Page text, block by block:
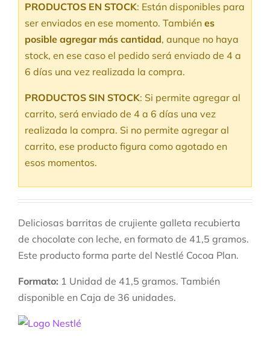
PRODUCTOS EN STOCK: Están disponibles para
ser enviados en ese momento. También es
posible agregar más cantidad, aunque no haya
stock, en ese caso el pedido será enviado de 4 a
6 días una vez realizada la compra.
PRODUCTOS SIN STOCK: Si permite agregar al
carrito, será enviado de 4 a 6 días una vez
realizada la compra. Si no permite agregar al
carrito, ese producto figura como agotado en
esos momentos.
Deliciosas barritas de crujiente galleta recubierta
de chocolate con leche, en formato de 41,5 gramos.
Este producto forma parte del Nestlé Cocoa Plan.
Formato: 1 Unidad de 41,5 gramos. También
disponible en Caja de 36 unidades.